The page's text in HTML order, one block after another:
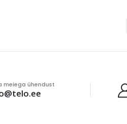
meiega ühendust